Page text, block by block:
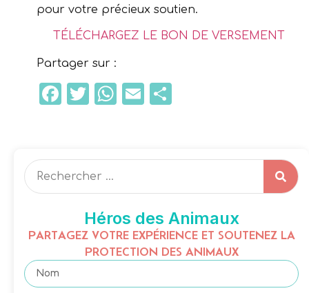
pour votre précieux soutien.
TÉLÉCHARGEZ LE BON DE VERSEMENT
Partager sur :
Facebook
Twitter
WhatsApp
Email
Héros des Animaux
PARTAGEZ VOTRE EXPÉRIENCE ET SOUTENEZ LA
PROTECTION DES ANIMAUX